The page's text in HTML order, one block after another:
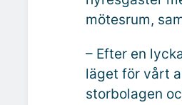
mötesrum,
– Efter en
läget för vårt
storbolagen